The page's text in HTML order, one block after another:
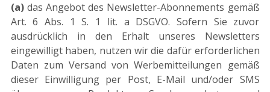
(a)das Angebot des Newsletter-Abonnements gemäß
Art. 6 Abs. 1 S. 1 lit. a DSGVO. Sofern Sie zuvor
ausdrücklich in den Erhalt unseres Newsletters
eingewilligt haben, nutzen wir die dafür erforderlichen
Daten zum Versand von Werbemitteilungen gemäß
dieser Einwilligung per Post, E-Mail und/oder SMS